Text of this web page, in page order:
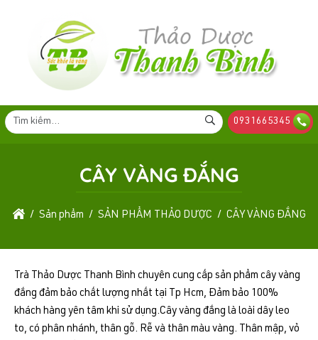
0931665345
CÂY VÀNG ĐẮNG
Sản phẩm SẢN PHẨM THẢO DƯỢC CÂY VÀNG ĐẮNG
Trà Thảo Dược Thanh Bình chuyên cung cấp sản phẩm cây vàng
đắng đảm bảo chất lượng nhất tại Tp Hcm, Đảm bảo 100%
khách hàng yên tâm khi sử dụng.Cây vàng đắng là loài dây leo
to, có phân nhánh, thân gỗ. Rễ và thân màu vàng. Thân mập, vỏ